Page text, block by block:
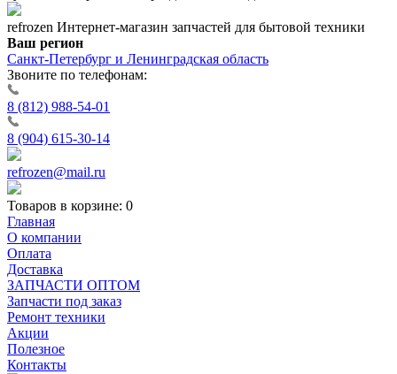
refrozen Интернет-магазин запчастей для бытовой техники
Ваш регион
Санкт-Петербург и Ленинградская область
Звоните по телефонам:
8 (812) 988-54-01
8 (904) 615-30-14
refrozen@mail.ru
Товаров в корзине: 0
Главная
О компании
Оплата
Доставка
ЗАПЧАСТИ ОПТОМ
Запчасти под заказ
Ремонт техники
Акции
Полезное
Контакты